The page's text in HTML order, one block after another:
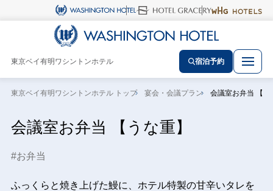
東京ベイ有明ワシントンホテル 宿泊予約
東京ベイ有明ワシントンホテル トップ 宴会・会議プラン 会議室お弁当 【う
会議室お弁当 【うな重】
お弁当
ふっくらと焼き上げた鰻に、ホテル特製の甘辛いタレを